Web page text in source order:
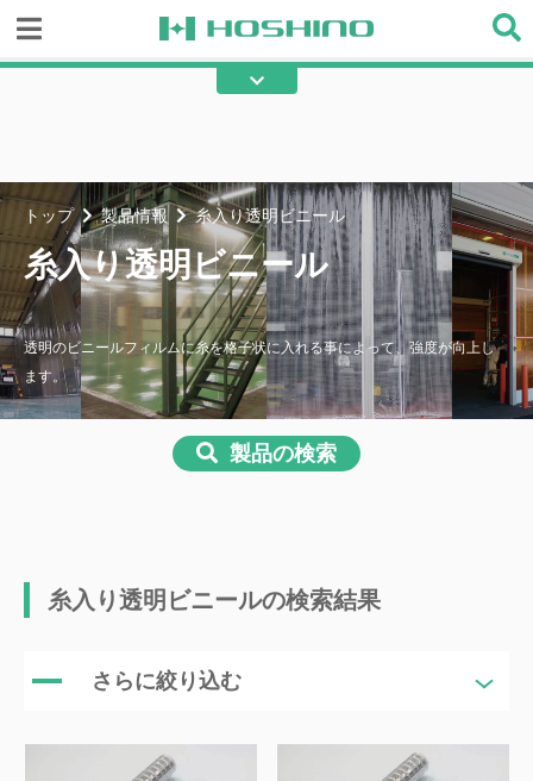
綿帆布 エステル帆布
フラット帆布 ターポリン
メッシュ 不燃間仕切り
その他の産業用資材
糸入り透明ビニール
透明のビニールフィルムに糸を格子状に入れる事によって、強度が向上し
ます。
トップ 製品情報 糸入り透明ビニール
製品の検索
糸入り透明ビニールの検索結果
さらに絞り込む